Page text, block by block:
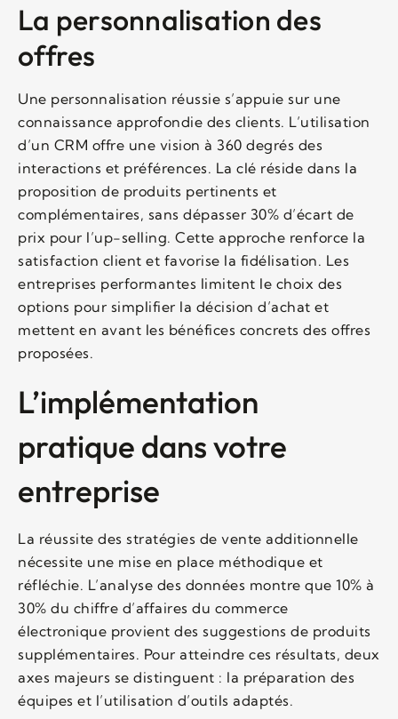
La personnalisation des
offres
Une personnalisation réussie s’appuie sur une
connaissance approfondie des clients. L’utilisation
d’un CRM offre une vision à 360 degrés des
interactions et préférences. La clé réside dans la
proposition de produits pertinents et
complémentaires, sans dépasser 30% d’écart de
prix pour l’up-selling. Cette approche renforce la
satisfaction client et favorise la fidélisation. Les
entreprises performantes limitent le choix des
options pour simplifier la décision d’achat et
mettent en avant les bénéfices concrets des offres
proposées.
L’implémentation
pratique dans votre
entreprise
La réussite des stratégies de vente additionnelle
nécessite une mise en place méthodique et
réfléchie. L’analyse des données montre que 10% à
30% du chiffre d’affaires du commerce
électronique provient des suggestions de produits
supplémentaires. Pour atteindre ces résultats, deux
axes majeurs se distinguent : la préparation des
équipes et l’utilisation d’outils adaptés.